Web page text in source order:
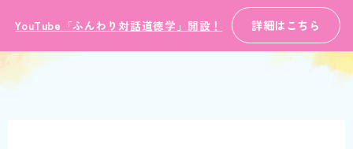
YouTube「ふんわり対話道徳学」開設！ 詳細はこちら